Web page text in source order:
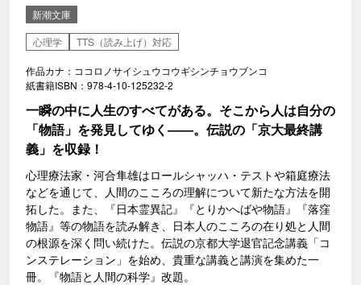
新潮文庫
心理学
TTS（読み上げ）対応
作品カナ：ココロノサイシュウコウギシンチョウブンコ
紙書籍ISBN：978-4-10-125232-2
一瞬の中に人生のすべてがある。そこから人は自分の
「物語」を発見してゆく――。伝説の「京大最終講
義」を収録！
心理療法家・河合隼雄はロールシャッハ・テストや箱庭療法
などを通じて、人間のこころの理解について新たな方法を開
拓した。また、『日本霊異記』『とりかへばや物語』『落窪
物語』等の物語を読み解き、日本人のこころの在り処と人間
の根源を深く問い続けた。伝説の京都大学退官記念講義「コ
ンステレーション」を始め、貴重な講義と講演を集めた一
冊。『物語と人間の科学』改題。